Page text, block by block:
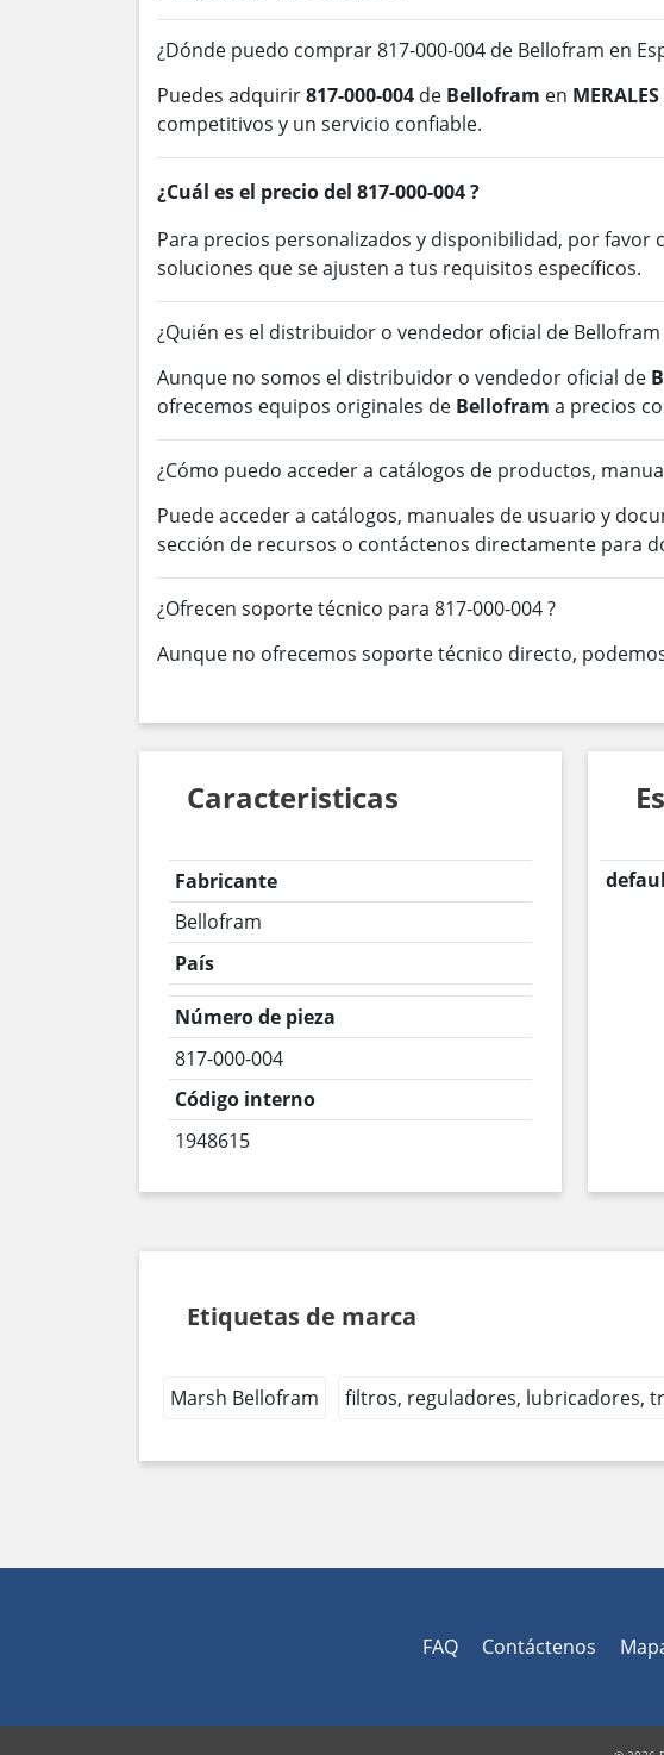
¿Dónde puedo comprar 817-000-004 de Bellofram en
Puedes adquirir817-000-004 de Bellofram en
competitivos y un servicio confiable.
¿Cuál es el precio del 817-000-004 ?
Para precios personalizados y disponibilidad, por favor
soluciones que se ajusten a tus requisitos específicos.
¿Quién es el distribuidor o vendedor oficial de Bellofram
Aunque no somos el distribuidor o vendedor oficial de
ofrecemos equipos originales de Bellofram a precios
¿Cómo puedo acceder a catálogos de productos,
Puede acceder a catálogos, manuales de usuario y
sección de recursos o contáctenos directamente para
¿Ofrecen soporte técnico para 817-000-004 ?
Aunque no ofrecemos soporte técnico directo,
Caracteristicas
Fabricante
Bellofram
País
Número de pieza
817-000-004
Código interno
1948615
Etiquetas de marca
Marsh Bellofram filtros, reguladores, lubricadores,
FAQ Contáctenos